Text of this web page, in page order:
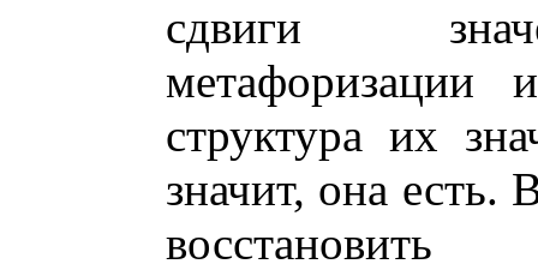
сдвиги
структура их
значит, она